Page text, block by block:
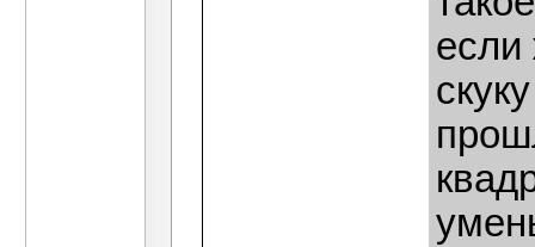
если